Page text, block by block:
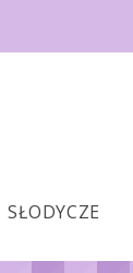
SŁODYCZE